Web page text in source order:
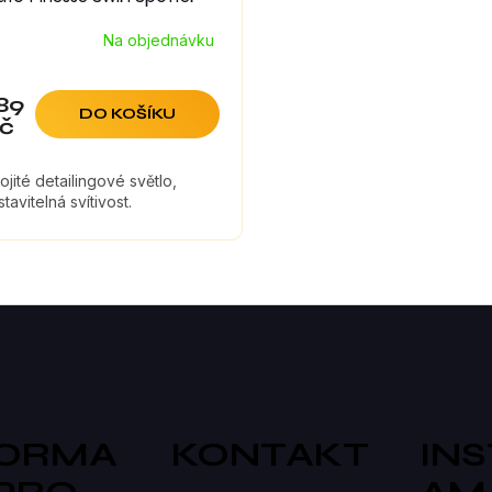
Na objednávku
DO KOŠÍKU
detailingové světlo,
svítivost.
D
A
KONTAKT